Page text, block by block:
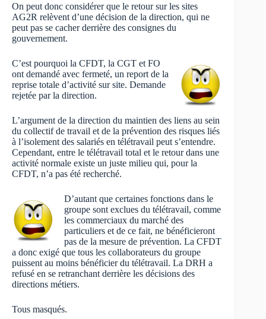
On peut donc considérer que le retour sur les sites
AG2R relèvent d’une décision de la direction, qui ne
peut pas se cacher derrière des consignes du
gouvernement.
C’est pourquoi la CFDT, la CGT et FO
ont demandé avec fermeté, un report de la
reprise totale d’activité sur site. Demande
rejetée par la direction.
L’argument de la direction du maintien des liens au sein
du collectif de travail et de la prévention des risques liés
à l’isolement des salariés en télétravail peut s’entendre.
Cependant, entre le télétravail total et le retour dans une
activité normale existe un juste milieu qui, pour la
CFDT, n’a pas été recherché.
D’autant que certaines fonctions dans le
groupe sont exclues du télétravail, comme
les commerciaux du marché des
particuliers et de ce fait, ne bénéficieront
pas de la mesure de prévention. La CFDT
a donc exigé que tous les collaborateurs du groupe
puissent au moins bénéficier du télétravail. La DRH a
refusé en se retranchant derrière les décisions des
directions métiers.
Tous masqués.